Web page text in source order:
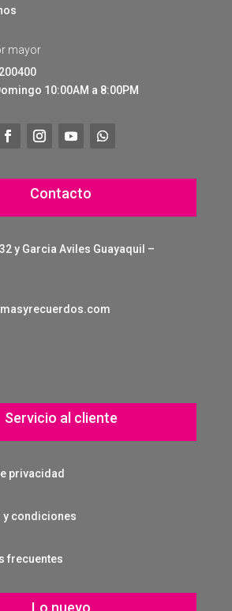
mayor
10:00AM a 8:00PM
Contacto
y Garcia Aviles Guayaquil –
Servicio al cliente
privacidad
y condiciones
frecuentes